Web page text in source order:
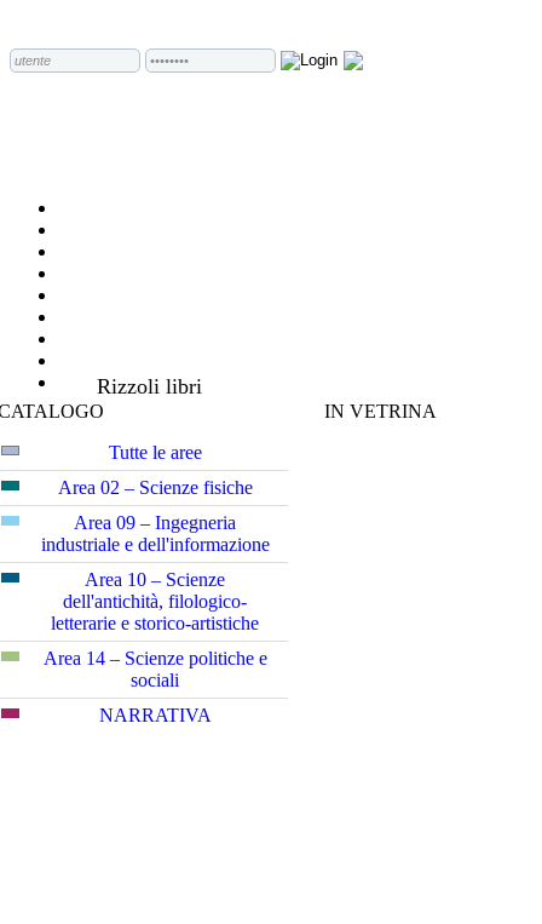
Rizzoli libri
Tutte le aree
Area 02 – Scienze fisiche
Area 09 – Ingegneria
industriale e dell'informazione
Area 10 – Scienze
dell'antichità, filologico-
letterarie e storico-artistiche
Area 14 – Scienze politiche e
sociali
NARRATIVA
IN VETRINA